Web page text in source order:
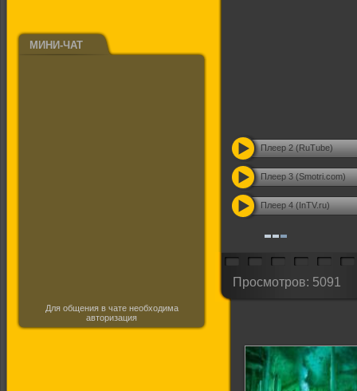
МИНИ-ЧАТ
Для общения в чате необходима
авторизация
Плеер 2 (RuTube)
Плеер 3 (Smotri.com)
Плеер 4 (InTV.ru)
Просмотров: 5091